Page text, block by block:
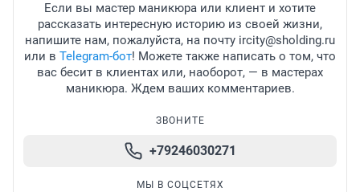
Если вы мастер маникюра или клиент и хотите
рассказать интересную историю из своей жизни,
напишите нам, пожалуйста, на почту ircity@sholding.ru
или в Telegram-бот! Можете также написать о том, что
вас бесит в клиентах или, наоборот, — в мастерах
маникюра. Ждем ваших комментариев.
ЗВОНИТЕ
+79246030271
МЫ В СОЦСЕТЯХ